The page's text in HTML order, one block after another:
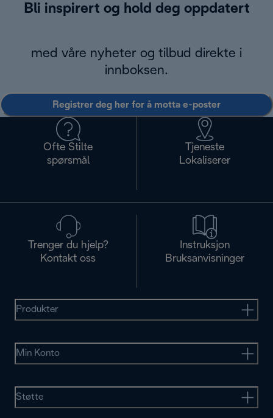
Bli inspirert og hold deg oppdatert
med våre nyheter og tilbud direkte i
innboksen.
Registrer deg her for å motta e-poster
Ofte Stilte
spørsmål
Tjeneste
Lokaliserer
Trenger du hjelp?
Kontakt oss
Instruksjon
Bruksanvisninger
Produkter
Min Konto
Støtte